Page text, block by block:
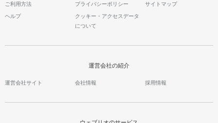
ご利用方法 プライバシーポリシー サイトマップ
ヘルプ
クッキー・アクセスデータ
について
運営会社の紹介
運営会社サイト 会社情報 採用情報